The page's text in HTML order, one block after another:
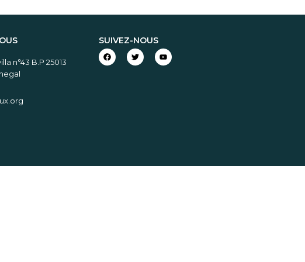
n°43 B.P 25013
SUIVEZ-NOUS